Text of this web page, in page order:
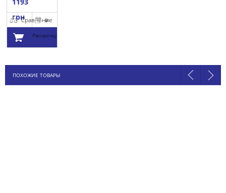
грнСравнение
В
Рассрочку
корзину
ПОХОЖИЕ ТОВАРЫ